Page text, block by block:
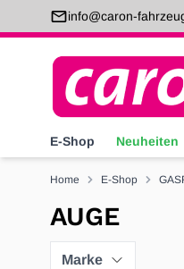
Direkt zum Inhaltinfo@caron-
E-Shop Neuheiten
Home E-Shop
AUGE
Marke